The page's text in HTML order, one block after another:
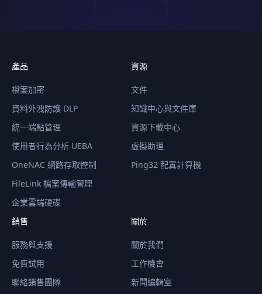
產品
檔案加密
資料外洩防護 DLP
統一端點管理
使用者行為分析 UEBA
OneNAC 網路存取控制
FileLink 檔案傳輸管理
企業雲端硬碟
資源
文件
知識中心與文件庫
資源下載中心
虛擬助理
Ping32 配寘計算機
銷售
服務與支援
免費試用
聯絡銷售團隊
關於
關於我們
工作機會
新聞編輯室